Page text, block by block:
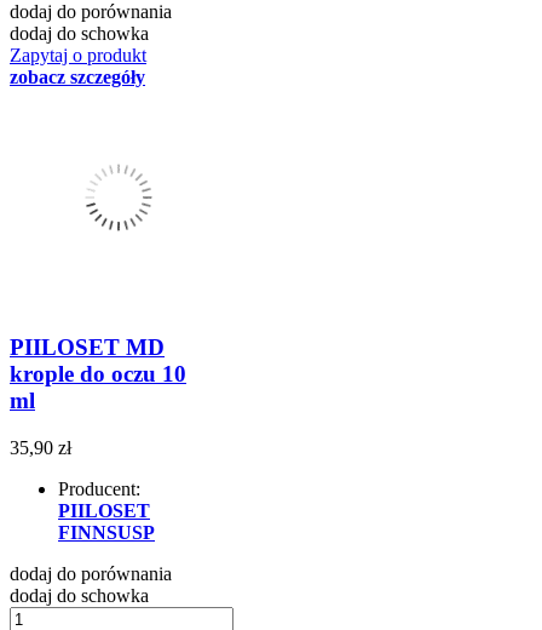
dodaj do porównania
dodaj do schowka
Zapytaj o produkt
zobacz szczegóły
PIILOSET MD
krople do oczu 10
ml
35,90 zł
Producent:
PIILOSET
FINNSUSP
dodaj do porównania
dodaj do schowka